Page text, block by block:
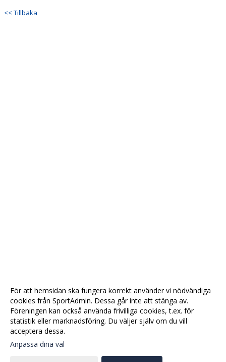
<< Tillbaka
För att hemsidan ska fungera korrekt använder vi nödvändiga
cookies från SportAdmin. Dessa går inte att stänga av.
Föreningen kan också använda frivilliga cookies, t.ex. för
statistik eller marknadsföring. Du väljer själv om du vill
acceptera dessa.
Anpassa dina val